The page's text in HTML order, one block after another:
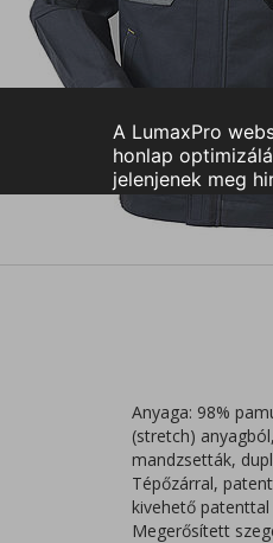
Anyaga: 98%
(stretch)
mandzsetták,
Tépőzárral,
kivehető
Megerősített